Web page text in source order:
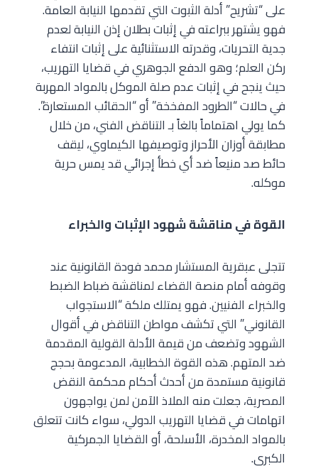
على “تشريح” أدلة الثبوت التي تقدمها النيابة العامة.
فهو يشتهر ببراعته في إثبات بطلان إذن النيابة لعدم
جدية التحريات، وقدرته الاستثنائية على إثبات انتفاء
ركن العلم؛ وهو الدفع الجوهري في قضايا التهريب،
حيث ينجح في إثبات عدم صلة الموكل بالمواد المهربة
في حالات “الطرود المفخخة” أو “الحقائب المستعارة”.
كما يولي اهتماماً بالغاً بـ التناقض الفني، من خلال
مطابقة أوزان الأحراز وتوصيفها الكيماوي، ليقف
حائط صد منيعاً ضد أي خطأ إجرائي قد يمس حرية
موكله.
القوة في مناقشة شهود الإثبات والخبراء
تتجلى عبقرية المستشار محمد فودة القانونية عند
وقوفه أمام منصة القضاء لمناقشة ضباط الضبط
والخبراء الفنيين. فهو يمتلك ملكة “الاستجواب
القانوني” التي تكشف مواطن التناقض في أقوال
الشهود وتضعف من قيمة الأدلة القولية المقدمة
ضد المتهم. هذه القوة الخطابية، المدعومة بحجج
قانونية مستمدة من أحدث أحكام محكمة النقض
المصرية، جعلت منه الملاذ الآمن لمن يواجهون
اتهامات في قضايا التهريب الدولي، سواء كانت تتعلق
بالمواد المخدرة، الأسلحة، أو القضايا الجمركية
الكبرى.